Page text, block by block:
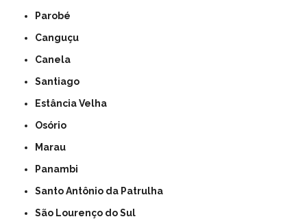
Parobé
Canguçu
Canela
Santiago
Estância Velha
Osório
Marau
Panambi
Santo Antônio da Patrulha
São Lourenço do Sul